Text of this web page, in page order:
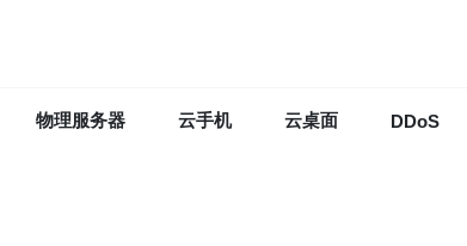
物理服务器 云手机 云桌面 DDoS